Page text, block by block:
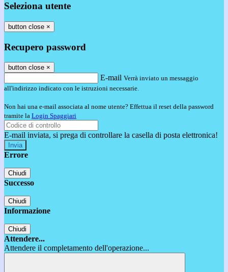
Seleziona utente
button close ×
Recupero password
button close ×
E-mail Verrà inviato un messaggio
all'indirizzo indicato con le istruzioni necessarie.
Non hai una e-mail associata al nome utente? Effettua il reset della password
tramite la Login Spaggiari
E-mail inviata, si prega di controllare la casella di posta elettronica!
Errore
Chiudi
Successo
Chiudi
Informazione
Chiudi
Attendere...
Attendere il completamento dell'operazione...